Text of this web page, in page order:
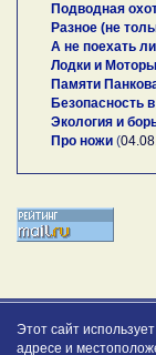
Подводная
Разное (не
А не поехать
Лодки и Моторы
Памяти
Безопасность
Экология и
Про ножи (
Этот сайт
адресе и